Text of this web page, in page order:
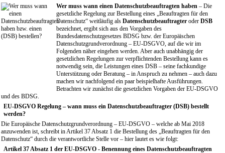
Wer muss wann einen Datenschutzbeauftragten haben – Die
gesetzliche Regelung zur Bestellung eines „Beauftragten für den
Datenschutz“ weitläufig als Datenschutzbeauftragter oder DSB
bezeichnet, ergibt sich aus den Vorgaben des
Bundesdatenschutzgesetzes BDSG bzw. der Europäischen
Datenschutzgrundverordnung – EU-DSGVO, auf die wir im
Folgenden näher eingehen werden. Aber auch unabhängig der
gesetzlichen Regelungen zur verpflichtenden Bestellung kann es
notwendig sein, die Leistungen eines DSB – seine fachkundige
Unterstützung oder Beratung – in Anspruch zu nehmen – auch dazu
machen wir nachfolgend ein paar beispielhafte Ausführungen.
Betrachten wir zunächst die gesetzlichen Vorgaben der EU-DSGVO
und des BDSG.
EU-DSGVO Regelung – wann muss ein Datenschutzbeauftragter (DSB) bestellt
werden?
Die Europäische Datenschutzgrundverordnung – EU-DSGVO – welche ab Mai 2018
anzuwenden ist, schreibt in Artikel 37 Absatz 1 die Bestellung des „Beauftragten für den
Datenschutz“ durch die verantwortliche Stelle vor – hier lautet es wie folgt:
Artikel 37 Absatz 1 der EU-DSGVO - Benennung eines Datenschutzbeauftragten